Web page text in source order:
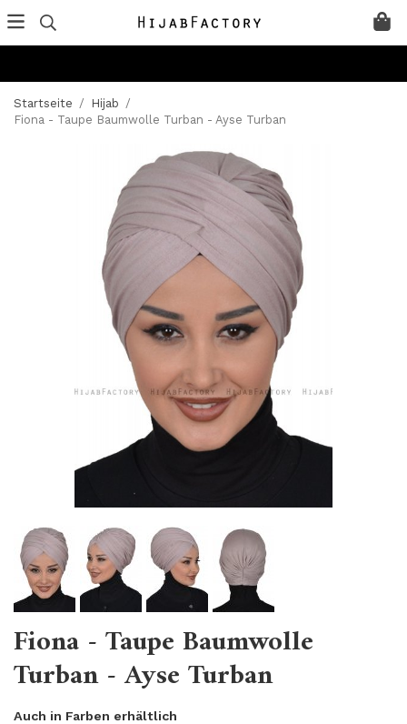
Startseite / Hijab /
Fiona - Taupe Baumwolle Turban - Ayse Turban
Fiona - Taupe Baumwolle
Turban - Ayse Turban
Auch in Farben erhältlich